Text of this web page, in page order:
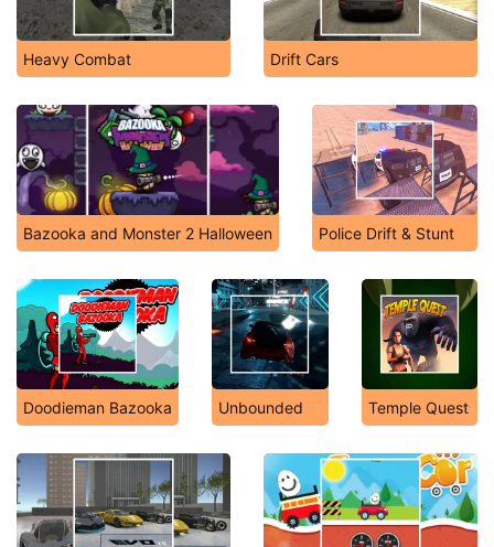
Heavy Combat Drift Cars
Bazooka and Monster 2 Halloween Police Drift & Stunt
Doodieman Bazooka Unbounded Temple Quest